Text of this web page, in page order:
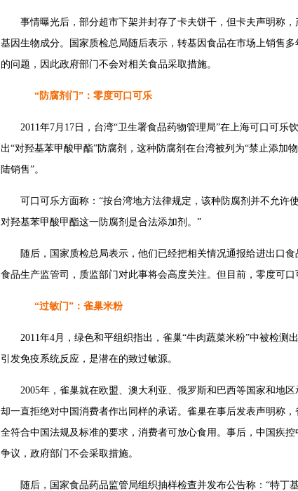
事情曝光后，部分超市下架并封存了卡夫饼干，但卡夫声明称
基因生物成分。国家质检总局随后表示，转基因食品在市场上销售
的问题，因此政府部门不会对相关食品采取措施。
“防腐剂门”：零度可口可乐
2011年7月17日，台湾“卫生署食品药物管理局”在上海可口可乐
出“对羟基苯甲酸甲酯”防腐剂，这种防腐剂在台湾被列为“禁止添加
陆销售”。
可口可乐方面称：“按台湾地方法律规定，该种防腐剂并不允许
对羟基苯甲酸甲酯这一防腐剂是合法添加剂。”
随后，国家质检总局表示，他们已经把相关情况通报给进出口
食品生产监管司，质监部门对此事将会高度关注。但目前，零度可口
“过敏门”：雀巢米粉
2011年4月，绿色和平组织指出，雀巢“牛肉蔬菜米粉”中被检测
引发免疫系统反应，是潜在的致过敏源。
2005年，雀巢就在欧盟、澳大利亚、俄罗斯和巴西等国家和地
却一直拒绝对中国消费者作出同样的承诺。雀巢在事后发表声明称
全符合中国法规及标准的要求，消费者可放心食用。事后，中国疾
争议，政府部门不会采取措施。
随后，国家食品药品监管局组织抽样检查并发布公告称：“特丁